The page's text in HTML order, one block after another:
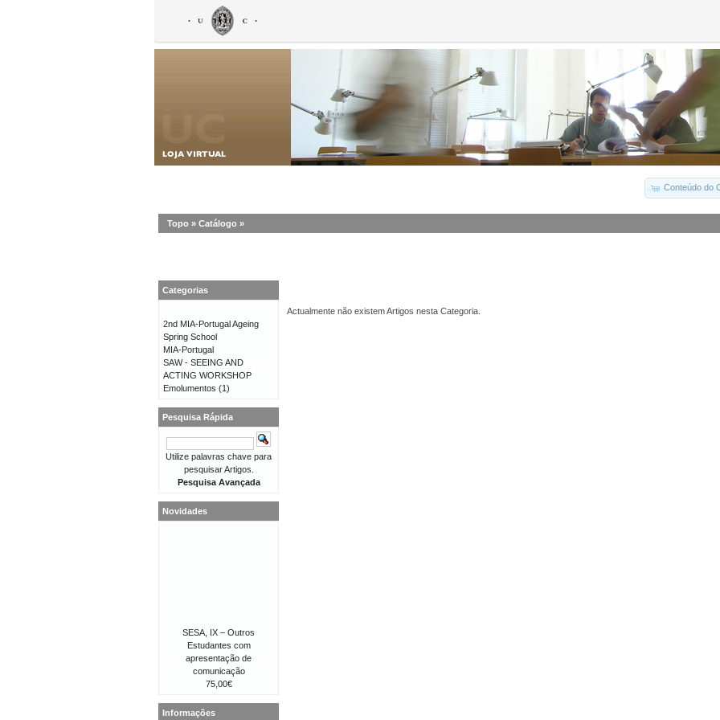
Conteúdo do
Topo » Catálogo »
Actualmente não existem Artigos nesta Categoria.
Categorias
2nd MIA-Portugal Ageing
Spring School
MIA-Portugal
SAW - SEEING AND
ACTING WORKSHOP
Emolumentos (1)
Pesquisa Rápida
Utilize palavras chave para
pesquisar Artigos.
Pesquisa Avançada
Novidades
SESA, IX – Outros
Estudantes com
apresentação de
comunicação
75,00€
Informações